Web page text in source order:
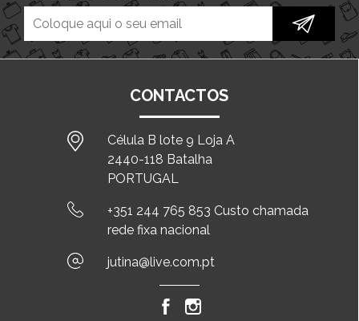
CONTACTOS
Célula B lote 9 Loja A
2440-118 Batalha
PORTUGAL
+351 244 765 853 Custo chamada
rede fixa nacional
jutina@live.com.pt